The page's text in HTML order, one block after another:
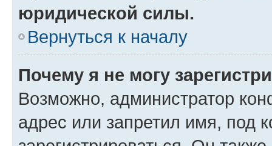
юридической силы.
Вернуться к началу
Почему я не могу
Возможно, администратор
адрес или запретил имя, под